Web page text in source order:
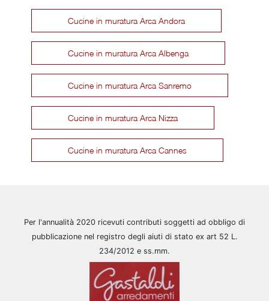
Cucine in muratura Arca Andora
Cucine in muratura Arca Albenga
Cucine in muratura Arca Sanremo
Cucine in muratura Arca Nizza
Cucine in muratura Arca Cannes
Per l'annualità 2020 ricevuti contributi soggetti ad obbligo di
pubblicazione nel registro degli aiuti di stato ex art 52 L.
234/2012 e ss.mm.